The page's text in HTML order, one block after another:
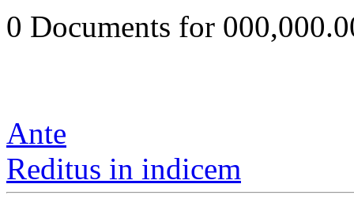
0 Documents for
Ante
Reditus in indicem